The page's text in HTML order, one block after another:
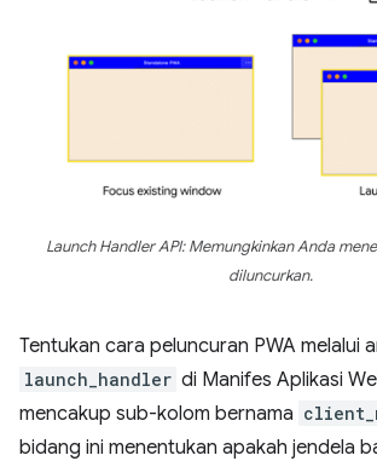
Launch Handler API: Memungkinkan Anda
diluncurkan.
Tentukan cara peluncuran PWA melalui
launch_handler di Manifes Aplikasi
mencakup sub-kolom bernama
bidang ini menentukan apakah jendela